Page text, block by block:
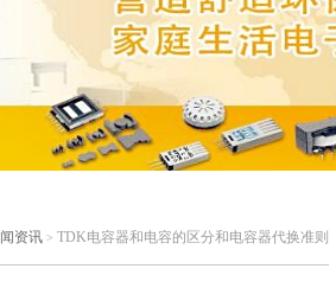
资讯 > TDK电容器和电容的区分和电容器代换准则